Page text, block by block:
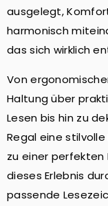
ausgelegt,
harmonisch
das sich wirklich
Von
Haltung über
Lesen bis hin zu
Regal eine
zu einer perfekten
dieses Erlebnis
passende